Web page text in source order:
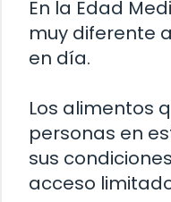
En la Edad
muy diferente
en día.
Los alimentos
personas en
sus
acceso